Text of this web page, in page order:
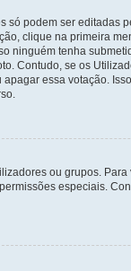
só podem ser editadas
clique na primeira
ninguém tenha
Contudo, se os
essa votação.
ou grupos. Para
especiais.